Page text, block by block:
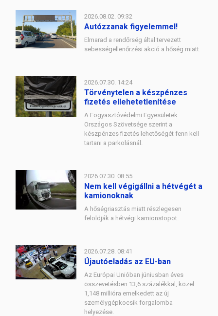
2026.08.02. 09:32
Autózzanak figyelemmel!
Elmarad a rendőrség által tervezett
sebességellenőrzési akció a hőség miatt.
2026.07.30. 14:24
Törvénytelen a készpénzes
fizetés ellehetetlenítése
A Fogyasztóvédelmi Egyesületek
Országos Szövetsége szerint a
készpénzes fizetés lehetőségét fenn kell
tartani a parkolásnál.
2026.07.30. 08:55
Nem kell végigállni a hétvégét a
kamionoknak
A hőségriasztás miatt részlegesen
feloldják a hétvégi kamionstopot.
2026.07.28. 08:41
Újautóeladás az EU-ban
Az Európai Unióban júniusban éves
összevetésben 13,6 százalékkal, közel
1,148 millióra emelkedett az új
személygépkocsik forgalomba
helyezése.